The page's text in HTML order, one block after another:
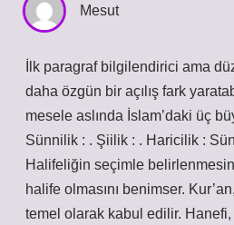
Mesut
İlk paragraf bilgilendirici ama
daha özgün bir açılış fark
mesele aslında İslam’daki üç
Sünnilik : . Şiilik : . Haricilik :
Halifeliğin seçimle
halife olmasını benimser.
temel olarak kabul edilir.